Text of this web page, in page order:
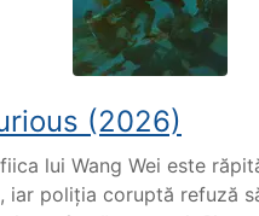
(2026)
lui Wang Wei este
iar poliția coruptă refuză